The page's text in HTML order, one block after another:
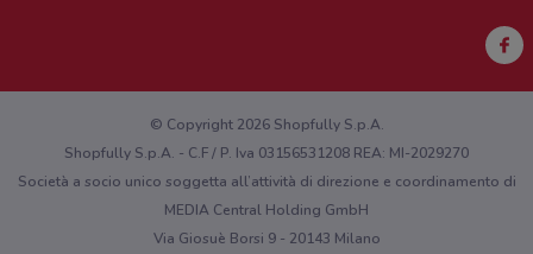
Hai un malfunzionamento sul web o sull'app?
© Copyright 2026 Shopfully S.p.A.
Shopfully S.p.A. - C.F / P. Iva 03156531208 REA: MI-2029270
Società a socio unico soggetta all’attività di direzione e coordinamento di
MEDIA Central Holding GmbH
Via Giosuè Borsi 9 - 20143 Milano